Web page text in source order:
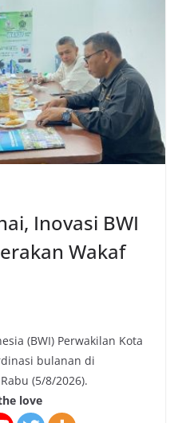
Inovasi BWI
Wakaf
(BWI) Perwakilan Kota
bulanan di
(5/8/2026).
love